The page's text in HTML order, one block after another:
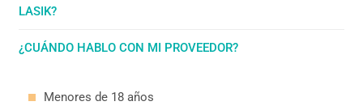
LASIK?
¿CUÁNDO HABLO CON MI PROVEEDOR?
Menores de 18 años